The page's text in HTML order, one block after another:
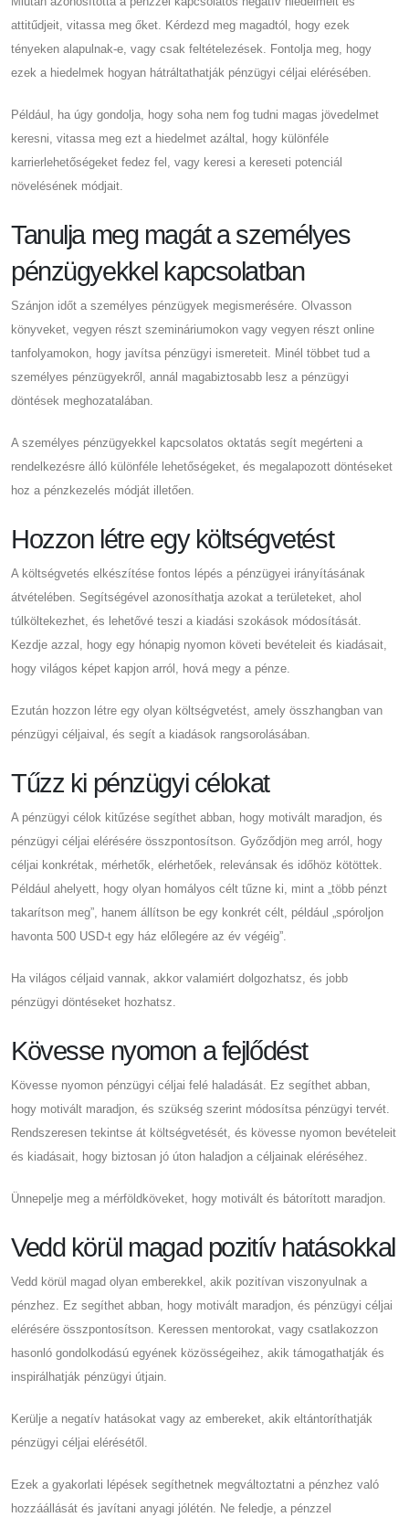
attitűdjeit, vitassa meg őket. Kérdezd meg magadtól, hogy ezek
tényeken alapulnak-e, vagy csak feltételezések. Fontolja meg, hogy
ezek a hiedelmek hogyan hátráltathatják pénzügyi céljai elérésében.
Például, ha úgy gondolja, hogy soha nem fog tudni magas jövedelmet
keresni, vitassa meg ezt a hiedelmet azáltal, hogy különféle
karrierlehetőségeket fedez fel, vagy keresi a kereseti potenciál
növelésének módjait.
Tanulja meg magát a személyes
pénzügyekkel kapcsolatban
Szánjon időt a személyes pénzügyek megismerésére. Olvasson
könyveket, vegyen részt szemináriumokon vagy vegyen részt online
tanfolyamokon, hogy javítsa pénzügyi ismereteit. Minél többet tud a
személyes pénzügyekről, annál magabiztosabb lesz a pénzügyi
döntések meghozatalában.
A személyes pénzügyekkel kapcsolatos oktatás segít megérteni a
rendelkezésre álló különféle lehetőségeket, és megalapozott döntéseket
hoz a pénzkezelés módját illetően.
Hozzon létre egy költségvetést
A költségvetés elkészítése fontos lépés a pénzügyei irányításának
átvételében. Segítségével azonosíthatja azokat a területeket, ahol
túlköltekezhet, és lehetővé teszi a kiadási szokások módosítását.
Kezdje azzal, hogy egy hónapig nyomon követi bevételeit és kiadásait,
hogy világos képet kapjon arról, hová megy a pénze.
Ezután hozzon létre egy olyan költségvetést, amely összhangban van
pénzügyi céljaival, és segít a kiadások rangsorolásában.
Tűzz ki pénzügyi célokat
A pénzügyi célok kitűzése segíthet abban, hogy motivált maradjon, és
pénzügyi céljai elérésére összpontosítson. Győződjön meg arról, hogy
céljai konkrétak, mérhetők, elérhetőek, relevánsak és időhöz kötöttek.
Például ahelyett, hogy olyan homályos célt tűzne ki, mint a „több pénzt
takarítson meg”, hanem állítson be egy konkrét célt, például „spóroljon
havonta 500 USD-t egy ház előlegére az év végéig”.
Ha világos céljaid vannak, akkor valamiért dolgozhatsz, és jobb
pénzügyi döntéseket hozhatsz.
Kövesse nyomon a fejlődést
Kövesse nyomon pénzügyi céljai felé haladását. Ez segíthet abban,
hogy motivált maradjon, és szükség szerint módosítsa pénzügyi tervét.
Rendszeresen tekintse át költségvetését, és kövesse nyomon bevételeit
és kiadásait, hogy biztosan jó úton haladjon a céljainak eléréséhez.
Ünnepelje meg a mérföldköveket, hogy motivált és bátorított maradjon.
Vedd körül magad pozitív hatásokkal
Vedd körül magad olyan emberekkel, akik pozitívan viszonyulnak a
pénzhez. Ez segíthet abban, hogy motivált maradjon, és pénzügyi céljai
elérésére összpontosítson. Keressen mentorokat, vagy csatlakozzon
hasonló gondolkodású egyének közösségeihez, akik támogathatják és
inspirálhatják pénzügyi útjain.
Kerülje a negatív hatásokat vagy az embereket, akik eltántoríthatják
pénzügyi céljai elérésétől.
Ezek a gyakorlati lépések segíthetnek megváltoztatni a pénzhez való
hozzáállását és javítani anyagi jólétén. Ne feledje, a pénzzel